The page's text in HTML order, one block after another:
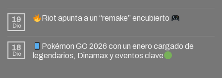
19
Dic
Riot apunta a un “remake” encubierto
18
Dic
Pokémon GO 2026 con un enero cargado de
legendarios, Dinamax y eventos clave